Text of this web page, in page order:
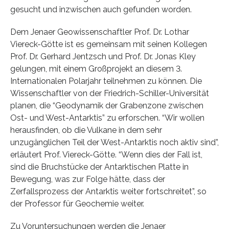
gesucht und inzwischen auch gefunden worden.
Dem Jenaer Geowissenschaftler Prof. Dr. Lothar
Viereck-Götte ist es gemeinsam mit seinen Kollegen
Prof. Dr. Gerhard Jentzsch und Prof. Dr. Jonas Kley
gelungen, mit einem Großprojekt an diesem 3.
Internationalen Polarjahr teilnehmen zu können. Die
Wissenschaftler von der Friedrich-Schiller-Universität
planen, die “Geodynamik der Grabenzone zwischen
Ost- und West-Antarktis” zu erforschen. “Wir wollen
herausfinden, ob die Vulkane in dem sehr
unzugänglichen Teil der West-Antarktis noch aktiv sind”,
erläutert Prof. Viereck-Götte. “Wenn dies der Fall ist,
sind die Bruchstücke der Antarktischen Platte in
Bewegung, was zur Folge hätte, dass der
Zerfallsprozess der Antarktis weiter fortschreitet”, so
der Professor für Geochemie weiter.
Zu Voruntersuchungen werden die Jenaer